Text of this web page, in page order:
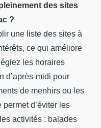
des sites
?
une liste des sites à
ce qui améliore
les horaires
d’après-midi pour
de menhirs ou les
d’éviter les
activités : balades